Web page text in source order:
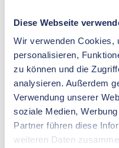
Diese Webseite
Wir verwenden Cookies,
personalisieren,
zu können und die
analysieren. Außerdem
Verwendung unserer
soziale Medien,
Partner führen diese
weiteren Daten
06075 TY
HP-FIXIT® Kabelbinder
schwarz
€ 0,00*
Inhalt: 1000 St(€ 0,00* /
St)